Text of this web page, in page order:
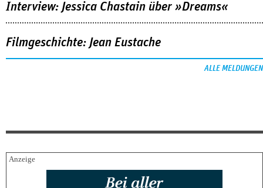
Interview: Jessica Chastain über »Dreams«
Filmgeschichte: Jean Eustache
ALLE MELDUNGEN